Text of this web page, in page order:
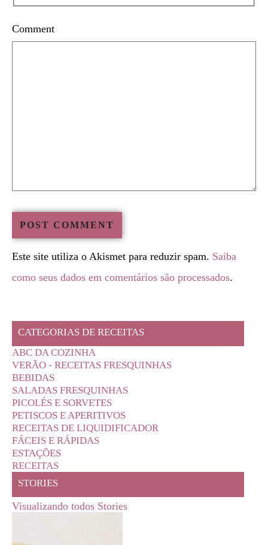
Comment
Este site utiliza o Akismet para reduzir spam. Saiba
como seus dados em comentários são processados.
CATEGORIAS DE RECEITAS
ABC DA COZINHA
VERÃO - RECEITAS FRESQUINHAS
BEBIDAS
SALADAS FRESQUINHAS
PICOLÉS E SORVETES
PETISCOS E APERITIVOS
RECEITAS DE LIQUIDIFICADOR
FÁCEIS E RÁPIDAS
ESTAÇÕES
RECEITAS
STORIES
Visualizando todos Stories